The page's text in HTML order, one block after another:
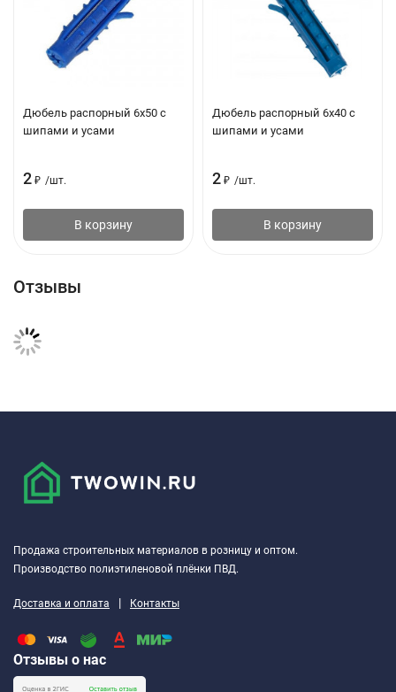
Дюбель распорный 6х50 с
шипами и усами
2 ₽ /шт.
В корзину
Дюбель распорный 6х40 с
шипами и усами
2 ₽ /шт.
В корзину
Отзывы
Продажа строительных материалов в розницу и оптом.
Производство полиэтиленовой плёнки ПВД.
Доставка и оплата | Контакты
Отзывы о нас